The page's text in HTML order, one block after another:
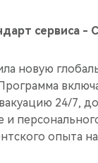
сервиса -
новую
24/7,
и
опыта